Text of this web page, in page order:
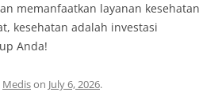
memanfaatkan layanan kesehatan
kesehatan adalah investasi
Anda!
Medison July 6, 2026.